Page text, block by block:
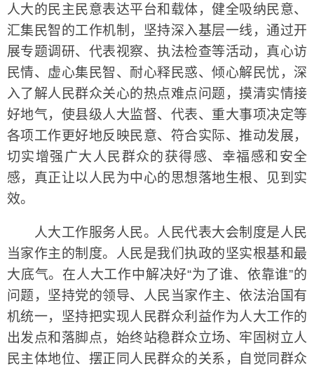
人大的民主民意表达平台和载体，健全吸纳民意、
汇集民智的工作机制，坚持深入基层一线，通过开
展专题调研、代表视察、执法检查等活动，真心访
民情、虚心集民智、耐心释民惑、倾心解民忧，深
入了解人民群众关心的热点难点问题，摸清实情接
好地气，使县级人大监督、代表、重大事项决定等
各项工作更好地反映民意、符合实际、推动发展，
切实增强广大人民群众的获得感、幸福感和安全
感，真正让以人民为中心的思想落地生根、见到实
效。
人大工作服务人民。人民代表大会制度是人民
当家作主的制度。人民是我们执政的坚实根基和最
大底气。在人大工作中解决好“为了谁、依靠谁”的
问题，坚持党的领导、人民当家作主、依法治国有
机统一，坚持把实现人民群众利益作为人大工作的
出发点和落脚点，始终站稳群众立场、牢固树立人
民主体地位、摆正同人民群众的关系，自觉同群众